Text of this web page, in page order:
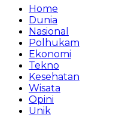
Home
Dunia
Nasional
Polhukam
Ekonomi
Tekno
Kesehatan
Wisata
Opini
Unik